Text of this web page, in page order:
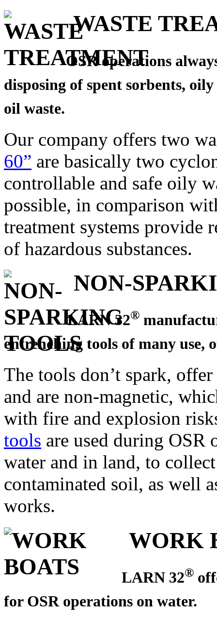
WASTE
OSR operations
disposing of spent sorbents,
oil waste.
Our company offers two
60” are basically two
controllable and safe oily
possible, in comparison
treatment systems provide
of hazardous substances.
NON-
LARN 32®
entrenching tools of many use,
The tools don’t spark,
and are non-magnetic,
with fire and explosion
tools are used during OSR
water and in land, to
contaminated soil, as well
works.
WORK
LARN 32®
for OSR operations on water.